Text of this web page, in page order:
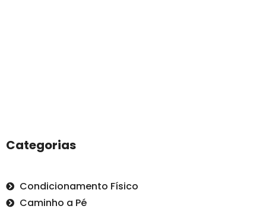
Categorias
Condicionamento Físico
Caminho a Pé